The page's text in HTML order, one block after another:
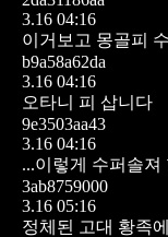
3.16 04:16
이거보고 몽골피
b9a58a62da
3.16 04:16
오타니 피 삽니다
9e3503aa43
3.16 04:16
...이렇게 수퍼솔
3ab8759000
3.16 05:16
정체된 고대 황족